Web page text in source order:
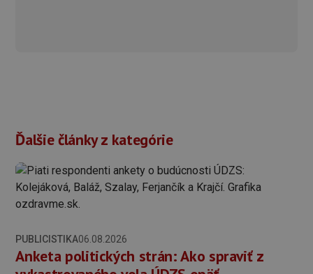
Ďalšie články z kategórie
PUBLICISTIKA06.08.2026
Anketa politických strán: Ako spraviť z